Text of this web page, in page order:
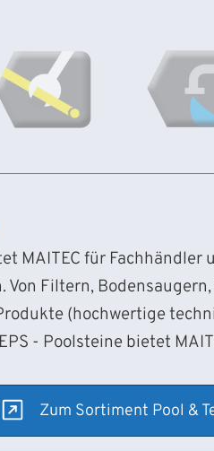
MAITEC für Fachhändler
Filtern,
(hochwertige
- Poolsteine bietet
Zum Sortiment Pool &